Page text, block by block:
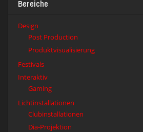
Bereiche
Design
Post Production
Produktvisualisierung
Festivals
Interaktiv
Gaming
Lichtinstallationen
Clubinstallationen
Dia-Projektion